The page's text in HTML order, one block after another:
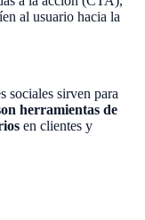
al usuario hacia la
sociales sirven para
herramientas de
en clientes y